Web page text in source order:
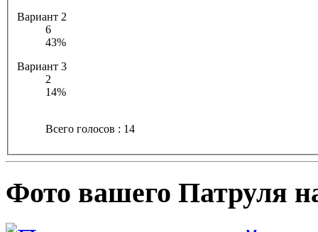
Вариант 2
6
43%
Вариант 3
2
14%
Всего голосов : 14
Фото вашего Патруля